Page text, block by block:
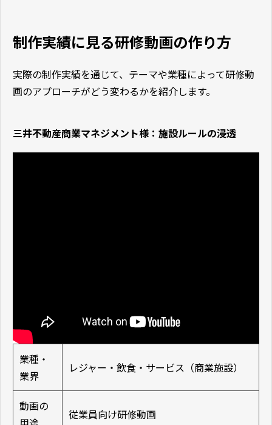
制作実績に見る研修動画の作り方
実際の制作実績を通じて、テーマや業種によって研修動
画のアプローチがどう変わるかを紹介します。
三井不動産商業マネジメント様：施設ルールの浸透
業種・
業界
レジャー・飲食・サービス（商業施設）
動画の
従業員向け研修動画